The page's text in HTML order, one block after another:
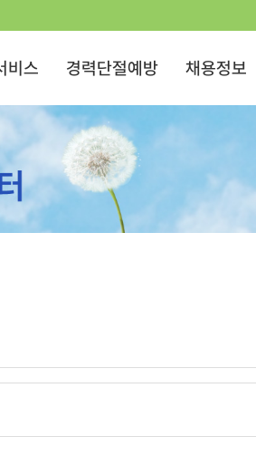
비스 경력단절예방 채용정보